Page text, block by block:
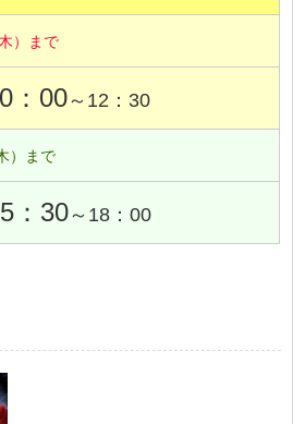
木）まで
：00～12：30
）まで
：30～18：00